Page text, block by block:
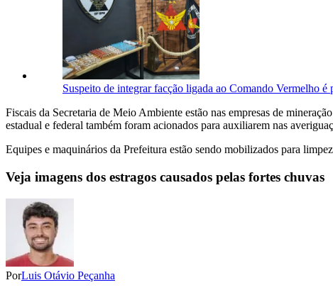
Suspeito de integrar facção ligada ao Comando Vermelho é
Fiscais da Secretaria de Meio Ambiente estão nas empresas de
estadual e federal também foram acionados para auxiliarem nas
Equipes e maquinários da Prefeitura estão sendo mobilizados para
Veja imagens dos estragos causados pelas fortes chuvas
PorLuis Otávio Peçanha